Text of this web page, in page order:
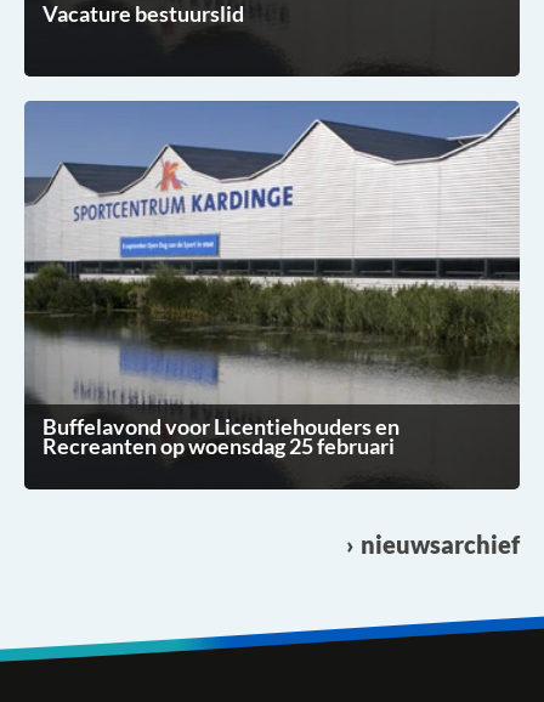
Vacature bestuurslid
Buffelavond voor Licentiehouders en
Recreanten op woensdag 25 februari
nieuwsarchief